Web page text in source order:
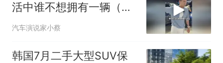
活中谁不想拥有一辆（狗
头）
汽车演说家小蔡
韩国7月二手大型SUV保